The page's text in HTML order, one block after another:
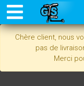
Chère client, nous
pas de
Merci